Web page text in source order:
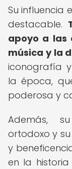
Su influencia
destacable.
apoyo a las
música y la
iconografía
la época,
poderosa y
Además,
ortodoxo y
y
en la